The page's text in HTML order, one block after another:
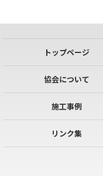
トップページ
協会について
施工事例
リンク集